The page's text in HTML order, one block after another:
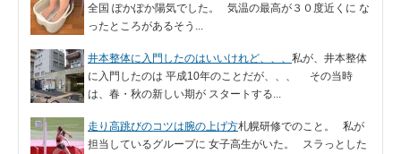
全国 ぽかぽか陽気でした。 気温の最高が３０度近くに な
ったところがあるそう...
井本整体に入門したのはいいけれど、、、 私が、井本整体
に入門したのは 平成10年のことだが、、、 その当時
は、春・秋の新しい期が スタートする...
走り高跳びのコツは腕の上げ方札幌研修でのこと。 私が
担当しているグループに 女子高生がいた。 スラっとした